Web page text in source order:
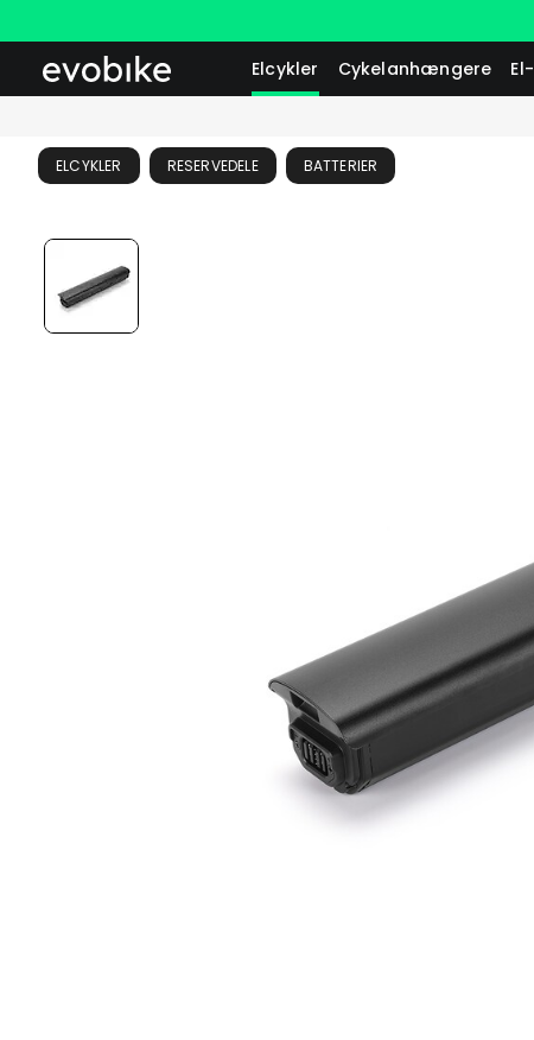
Elcykler Cykelanhængere
ELCYKLER RESERVEDELE BATTERIER